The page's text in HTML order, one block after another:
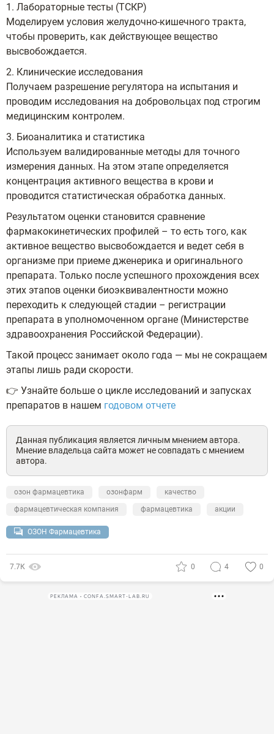
1. Лабораторные тесты (ТСКР)
Моделируем условия желудочно-кишечного тракта,
чтобы проверить, как действующее вещество
высвобождается.
2. Клинические исследования
Получаем разрешение регулятора на испытания и
проводим исследования на добровольцах под строгим
медицинским контролем.
3. Биоаналитика и статистика
Используем валидированные методы для точного
измерения данных. На этом этапе определяется
концентрация активного вещества в крови и
проводится статистическая обработка данных.
Результатом оценки становится сравнение
фармакокинетических профилей – то есть того, как
активное вещество высвобождается и ведет себя в
организме при приеме дженерика и оригинального
препарата. Только после успешного прохождения всех
этих этапов оценки биоэквивалентности можно
переходить к следующей стадии – регистрации
препарата в уполномоченном органе (Министерстве
здравоохранения Российской Федерации).
Такой процесс занимает около года — мы не сокращаем
этапы лишь ради скорости.
👉 Узнайте больше о цикле исследований и запусках
препаратов в нашем годовом отчете
Данная публикация является личным мнением автора.
Мнение владельца сайта может не совпадать с мнением
автора.
озон фармацевтика озонфарм
качество
фармацевтическая компания
фармацевтика акции
ОЗОН Фармацевтика
7.7К 0 4 0
РЕКЛАМА • CONFA.SMART-LAB.RU